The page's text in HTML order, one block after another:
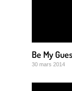
Be My
30 mars 2014